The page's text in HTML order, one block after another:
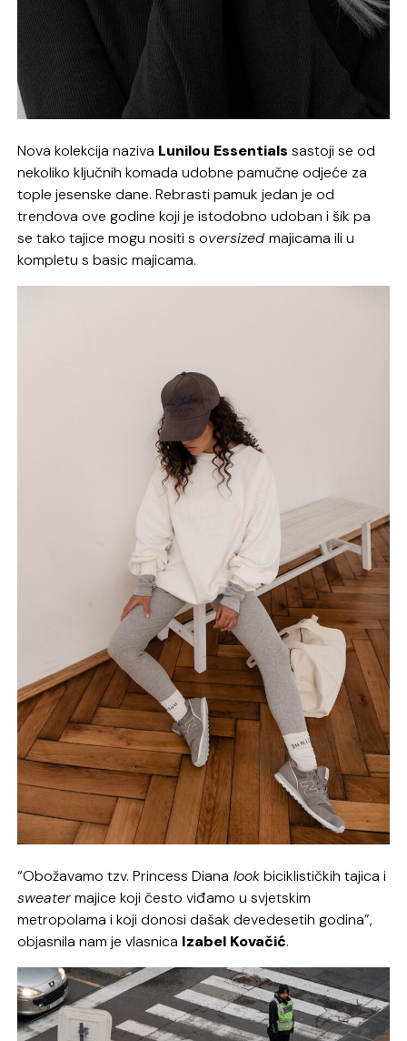
Nova kolekcija naziva Lunilou Essentials sastoji se od
nekoliko ključnih komada udobne pamučne odjeće za
tople jesenske dane. Rebrasti pamuk jedan je od
trendova ove godine koji je istodobno udoban i šik pa
se tako tajice mogu nositi s oversizedmajicama ili u
kompletu s basic majicama.
“Obožavamo tzv. Princess Diana lookbiciklističkih tajica i
sweatermajice koji često viđamo u svjetskim
metropolama i koji donosi dašak devedesetih godina”,
objasnila nam je vlasnica Izabel Kovačić.